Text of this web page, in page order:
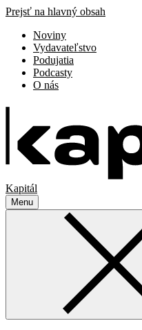
Prejsť na hlavný obsah
Noviny
Vydavateľstvo
Podujatia
Podcasty
O nás
Kapitál
Menu